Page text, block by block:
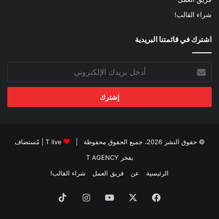
شراء القالب!
اشترك في قائمتنا البريدية
بريدك
الإلكتروني
© حقوق النشر 2026، جميع الحقوق محفوظة | T live | مُستضاف
بفخر T AGENCY
الرئيسية
عن فريق العمل شراء القالب!
فيسبوك ‫YouTubeانستقرام